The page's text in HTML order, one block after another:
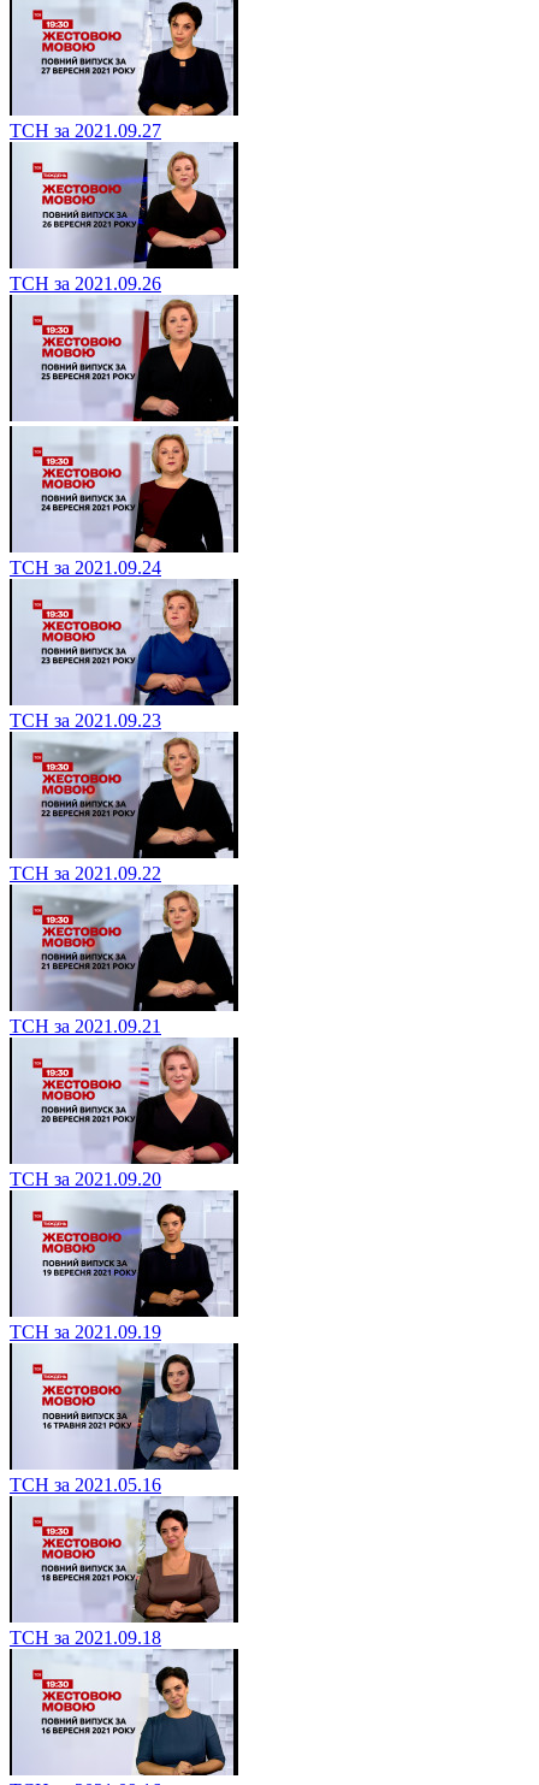
ТСН за 2021.09.27
ТСН за 2021.09.26
ТСН за 2021.09.24
ТСН за 2021.09.23
ТСН за 2021.09.22
ТСН за 2021.09.21
ТСН за 2021.09.20
ТСН за 2021.09.19
ТСН за 2021.05.16
ТСН за 2021.09.18